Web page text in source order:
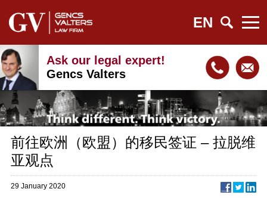
EN
Ask our legal expert!
Gencs Valters
前往欧洲（欧盟）的移民签证 – 拉脱维
亚观点
29 January 2020